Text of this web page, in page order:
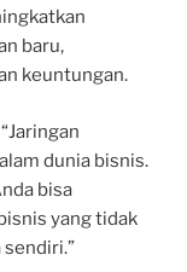
baru,
keuntungan.
dunia bisnis.
bisa
yang tidak